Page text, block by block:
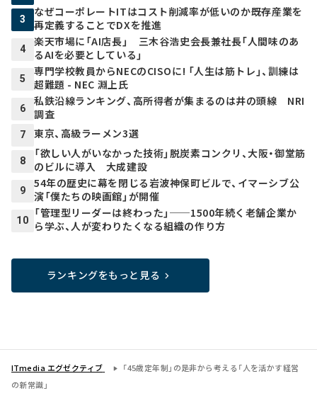
3
なぜコーポレートITはコスト削減率が低いのか――既存産業を
再定義することでDXを推進
4
楽天市場に「AI店長」 三木谷浩史会長兼社長「人間味のあ
るAIを必要としている」
5
専門学校教員からNECのCISOに! 「人生は筋トレ」、訓練は
超難題 - NEC 淵上氏
6
私鉄沿線ランキング、高所得者が集まるのは井の頭線 NRI
調査
7 東京、高級ラーメン3選
8
「欲しい人がいなかった技術」脱炭素コンクリ、大阪・御堂筋
のビルに導入 大成建設
9
54年の歴史に幕を閉じる岩波神保町ビルで、イマーシブ公
演「僕たちの映画館」が開催
10
「管理型リーダーは終わった」──1500年続く老舗企業か
ら学ぶ、人が変わりたくなる組織の作り方
ランキングをもっと見る
ITmedia エグゼクティブ
「45歳定年制」の是非から考える「人を活かす経営
の新常識」